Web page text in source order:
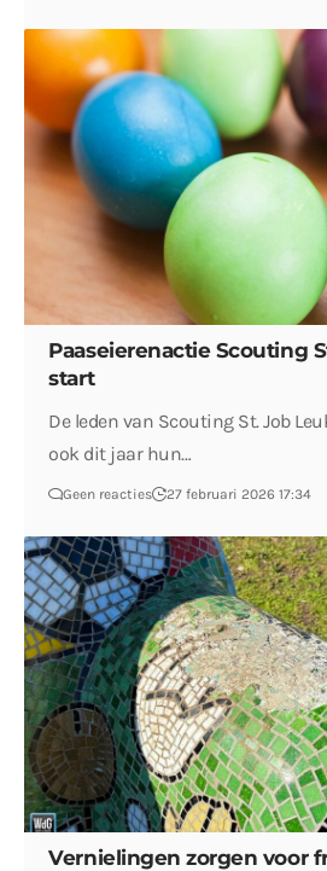
Paaseierenactie Scouting
start
De leden van Scouting St. Job
ook dit jaar hun…
Geen reacties 27 februari 2026 17:34
Vernielingen zorgen voor